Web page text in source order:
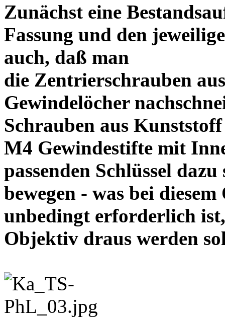
Zunächst eine
Fassung und den
auch, daß man
die Zentrierschrauben
Gewindelöcher
Schrauben aus
M4 Gewindestifte mit
passenden Schlüssel
bewegen - was bei
unbedingt erforderlich
Objektiv draus